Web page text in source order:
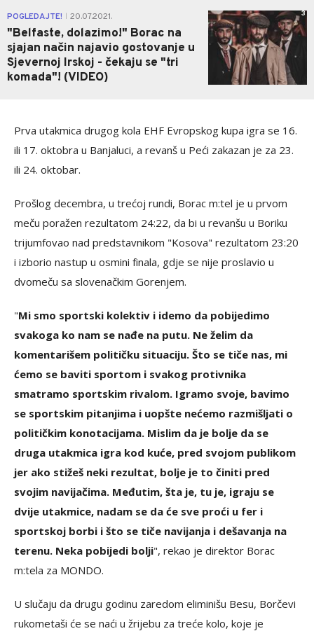
POGLEDAJTE! 20.07.2021.
"Belfaste, dolazimo!" Borac na
sjajan način najavio gostovanje u
Sjevernoj Irskoj - čekaju se "tri
komada"! (VIDEO)
3
Prva utakmica drugog kola EHF Evropskog kupa igra se 16.
ili 17. oktobra u Banjaluci, a revanš u Peći zakazan je za 23.
ili 24. oktobar.
Prošlog decembra, u trećoj rundi, Borac m:tel je u prvom
meču poražen rezultatom 24:22, da bi u revanšu u Boriku
trijumfovao nad predstavnikom "Kosova" rezultatom 23:20
i izborio nastup u osmini finala, gdje se nije proslavio u
dvomeču sa slovenačkim Gorenjem.
"Mi smo sportski kolektiv i idemo da pobijedimo
svakoga ko nam se nađe na putu. Ne želim da
komentarišem političku situaciju. Što se tiče nas, mi
ćemo se baviti sportom i svakog protivnika
smatramo sportskim rivalom. Igramo svoje, bavimo
se sportskim pitanjima i uopšte nećemo razmišljati o
političkim konotacijama. Mislim da je bolje da se
druga utakmica igra kod kuće, pred svojom publikom
jer ako stižeš neki rezultat, bolje je to činiti pred
svojim navijačima. Međutim, šta je, tu je, igraju se
dvije utakmice, nadam se da će sve proći u fer i
sportskoj borbi i što se tiče navijanja i dešavanja na
terenu. Neka pobijedi bolji", rekao je direktor Borac
m:tela za MONDO.
U slučaju da drugu godinu zaredom eliminišu Besu, Borčevi
rukometaši će se naći u žrijebu za treće kolo, koje je